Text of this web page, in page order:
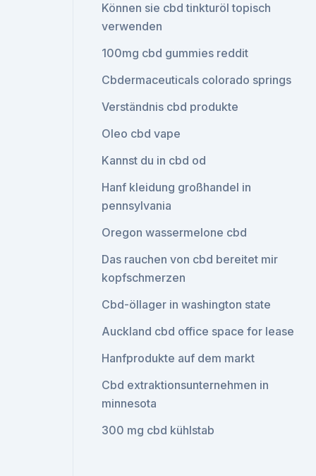
Können sie cbd tinkturöl topisch
verwenden
100mg cbd gummies reddit
Cbdermaceuticals colorado springs
Verständnis cbd produkte
Oleo cbd vape
Kannst du in cbd od
Hanf kleidung großhandel in
pennsylvania
Oregon wassermelone cbd
Das rauchen von cbd bereitet mir
kopfschmerzen
Cbd-öllager in washington state
Auckland cbd office space for lease
Hanfprodukte auf dem markt
Cbd extraktionsunternehmen in
minnesota
300 mg cbd kühlstab